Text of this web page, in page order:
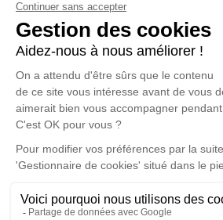
04 74 88 63 54
pfdombes.devilla@outlook.fr
Z.A du Mont Revolon, 65 Rue du
5/5 – 236 avis
Nos Services
Organiser des obsèques
Monuments funéraires
Services aux familles
Liens
Avis de
agence
Politique de traitement des données